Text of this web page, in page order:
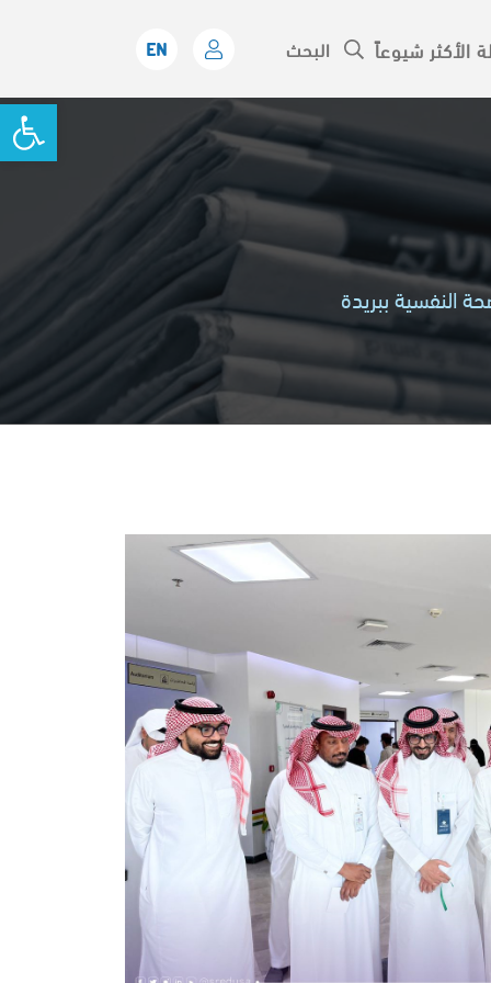
الأكثر شيوعاً
النفسية ببريدة